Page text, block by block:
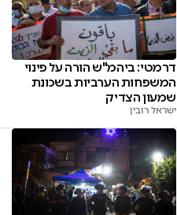
דרמטי: ביהמ"ש הורה על פינוי
המשפחות הערביות בשכונת
שמעון הצדיק
ישראל רובין